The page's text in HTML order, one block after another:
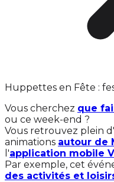
Huppettes en Fête :
Vous cherchez que
ou ce week-end ?
Vous retrouvez plein
animations autour de
l'application mobile
Par exemple, cet
des activités et